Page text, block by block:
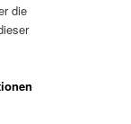
die